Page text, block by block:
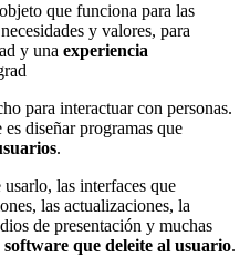
que funciona para las
y valores, para
y una experiencia
para interactuar con personas.
diseñar programas que
.
las interfaces que
las actualizaciones, la
de presentación y muchas
que deleite al usuario.